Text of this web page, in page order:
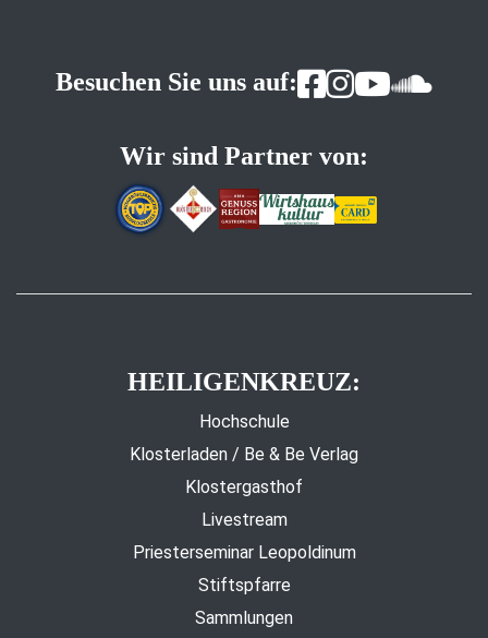
Besuchen Sie uns auf:
Wir sind Partner von:
HEILIGENKREUZ:
Hochschule
Klosterladen / Be & Be Verlag
Klostergasthof
Livestream
Priesterseminar Leopoldinum
Stiftspfarre
Sammlungen